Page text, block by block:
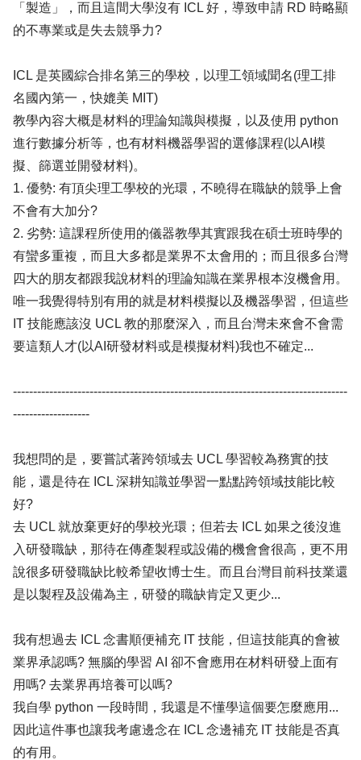
「製造」，而且這間大學沒有 ICL 好，導致申請 RD 時略顯
的不專業或是失去競爭力?
ICL 是英國綜合排名第三的學校，以理工領域聞名(理工排
名國內第一，快媲美 MIT)
教學內容大概是材料的理論知識與模擬，以及使用 python
進行數據分析等，也有材料機器學習的選修課程(以AI模
擬、篩選並開發材料)。
1. 優勢: 有頂尖理工學校的光環，不曉得在職缺的競爭上會
不會有大加分?
2. 劣勢: 這課程所使用的儀器教學其實跟我在碩士班時學的
有蠻多重複，而且大多都是業界不太會用的；而且很多台灣
四大的朋友都跟我說材料的理論知識在業界根本沒機會用。
唯一我覺得特別有用的就是材料模擬以及機器學習，但這些
IT 技能應該沒 UCL 教的那麼深入，而且台灣未來會不會需
要這類人才(以AI研發材料或是模擬材料)我也不確定...
-----------------------------------------------------------------------------------
-------------------
我想問的是，要嘗試著跨領域去 UCL 學習較為務實的技
能，還是待在 ICL 深耕知識並學習一點點跨領域技能比較
好?
去 UCL 就放棄更好的學校光環；但若去 ICL 如果之後沒進
入研發職缺，那待在傳產製程或設備的機會會很高，更不用
說很多研發職缺比較希望收博士生。而且台灣目前科技業還
是以製程及設備為主，研發的職缺肯定又更少...
我有想過去 ICL 念書順便補充 IT 技能，但這技能真的會被
業界承認嗎? 無腦的學習 AI 卻不會應用在材料研發上面有
用嗎? 去業界再培養可以嗎?
我自學 python 一段時間，我還是不懂學這個要怎麼應用...
因此這件事也讓我考慮邊念在 ICL 念邊補充 IT 技能是否真
的有用。